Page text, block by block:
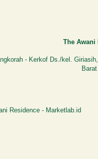
The Awani
- Kerkof Ds./kel.
Residence - Marketlab.id